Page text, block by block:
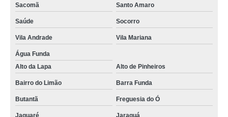
Sacomã Santo Amaro
Saúde Socorro
Vila Andrade Vila Mariana
Água Funda
Alto da Lapa
Alto de Pinheiros
Bairro do Limão Barra Funda
Butantã Freguesia do Ó